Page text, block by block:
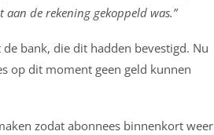
de rekening gekoppeld was.”
bank, die dit hadden bevestigd. Nu
op dit moment geen geld kunnen
zodat abonnees binnenkort weer